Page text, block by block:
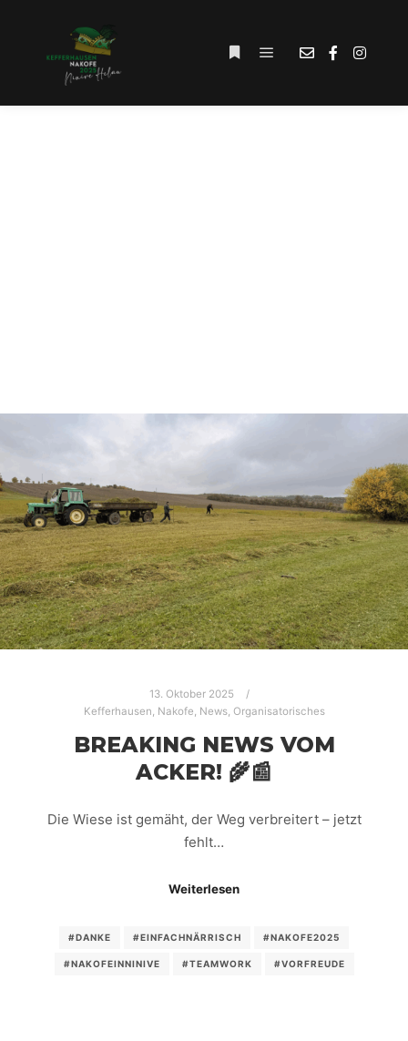
13. Oktober 2025
Kefferhausen Nakofe News, Organisatorisches
BREAKING NEWS VOM
ACKER! 🌾📰
Die Wiese ist gemäht, der Weg verbreitert – jetzt
fehlt…
Weiterlesen
#DANKE #EINFACHNÄRRISCH #NAKOFE2025
#NAKOFEINNINIVE #TEAMWORK #VORFREUDE